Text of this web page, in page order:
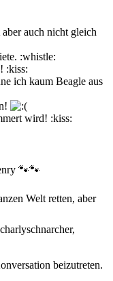
auch nicht gleich
:whistle:
:kiss:
ich kaum Beagle aus
wird! :kiss:
🐾🐾
Welt retten, aber
charlyschnarcher,
beizutreten.